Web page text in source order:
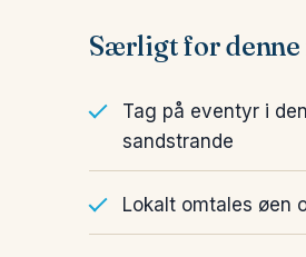
Særligt for denne
Tag på eventyr i
sandstrande
Lokalt omtales øen